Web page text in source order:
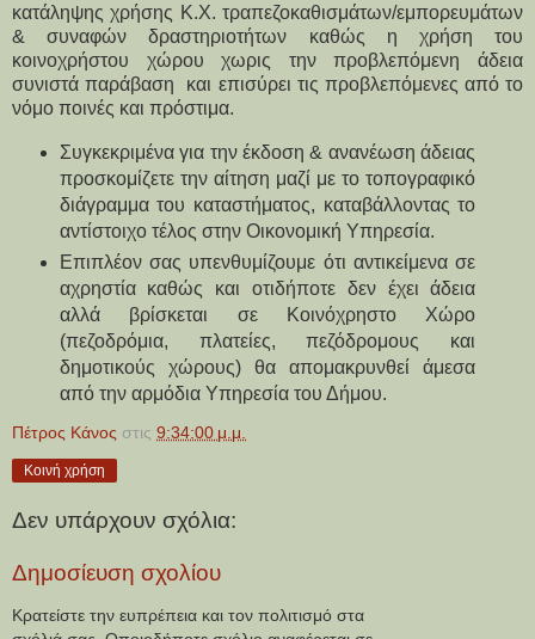
κατάληψης χρήσης Κ.Χ. τραπεζοκαθισμάτων/εμπορευμάτων
& συναφών δραστηριοτήτων καθώς η χρήση του
κοινοχρήστου χώρου χωρις την προβλεπόμενη άδεια
συνιστά παράβαση  και επισύρει τις προβλεπόμενες από το
νόμο ποινές και πρόστιμα.
Συγκεκριμένα για την έκδοση & ανανέωση άδειας
προσκομίζετε την αίτηση μαζί με το τοπογραφικό
διάγραμμα του καταστήματος, καταβάλλοντας το
αντίστοιχο τέλος στην Οικονομική Υπηρεσία.
Επιπλέον σας υπενθυμίζουμε ότι αντικείμενα σε
αχρηστία καθώς και οτιδήποτε δεν έχει άδεια
αλλά βρίσκεται σε Κοινόχρηστο Χώρο
(πεζοδρόμια, πλατείες, πεζόδρομους και
δημοτικούς χώρους) θα απομακρυνθεί άμεσα
από την αρμόδια Υπηρεσία του Δήμου.
Πέτρος Κάνος στις 9:34:00 μ.μ.
Κοινή χρήση
Δεν υπάρχουν σχόλια:
Δημοσίευση σχολίου
Κρατείστε την ευπρέπεια και τον πολιτισμό στα